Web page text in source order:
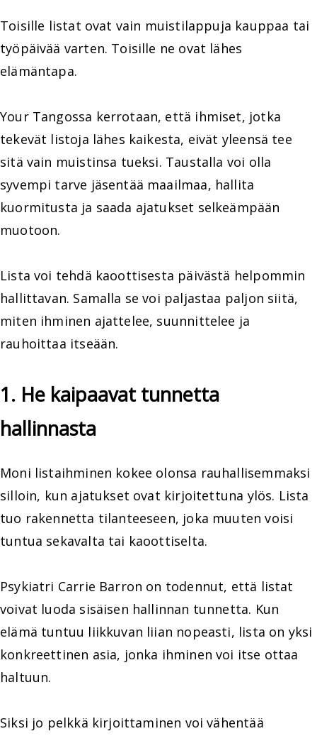
Toisille listat ovat vain muistilappuja kauppaa tai
työpäivää varten. Toisille ne ovat lähes
elämäntapa.
Your Tangossa kerrotaan, että ihmiset, jotka
tekevät listoja lähes kaikesta, eivät yleensä tee
sitä vain muistinsa tueksi. Taustalla voi olla
syvempi tarve jäsentää maailmaa, hallita
kuormitusta ja saada ajatukset selkeämpään
muotoon.
Lista voi tehdä kaoottisesta päivästä helpommin
hallittavan. Samalla se voi paljastaa paljon siitä,
miten ihminen ajattelee, suunnittelee ja
rauhoittaa itseään.
1. He kaipaavat tunnetta
hallinnasta
Moni listaihminen kokee olonsa rauhallisemmaksi
silloin, kun ajatukset ovat kirjoitettuna ylös. Lista
tuo rakennetta tilanteeseen, joka muuten voisi
tuntua sekavalta tai kaoottiselta.
Psykiatri Carrie Barron on todennut, että listat
voivat luoda sisäisen hallinnan tunnetta. Kun
elämä tuntuu liikkuvan liian nopeasti, lista on yksi
konkreettinen asia, jonka ihminen voi itse ottaa
haltuun.
Siksi jo pelkkä kirjoittaminen voi vähentää